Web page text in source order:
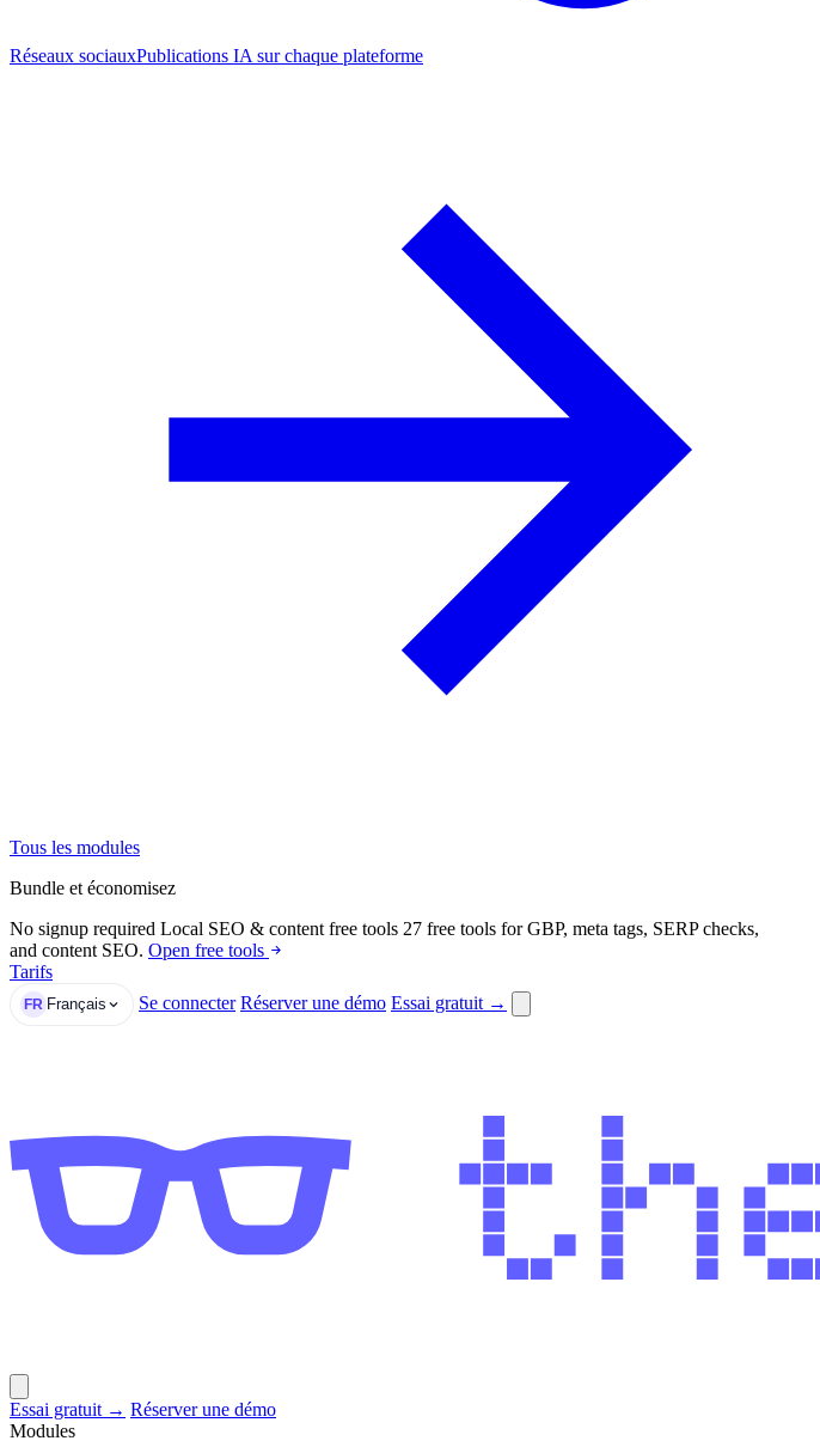
Réseaux sociauxPublications IA sur chaque plateforme
Tous les modules
Bundle et économisez
No signup required Local SEO & content free tools 27 free tools for GBP, meta tags, SERP checks,
and content SEO. Open free tools
Tarifs
FR Français Se connecter Réserver une démo Essai gratuit →
Essai gratuit → Réserver une démo
Modules